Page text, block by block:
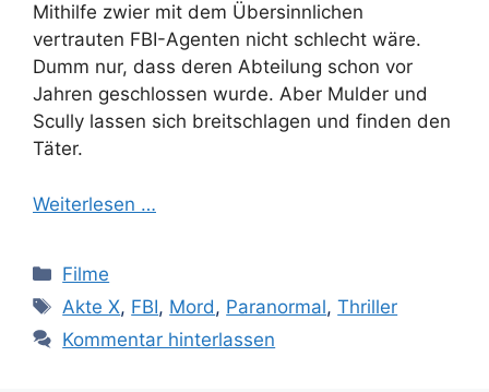
Mithilfe zwier mit dem Übersinnlichen
vertrauten FBI-Agenten nicht schlecht wäre.
Dumm nur, dass deren Abteilung schon vor
Jahren geschlossen wurde. Aber Mulder und
Scully lassen sich breitschlagen und finden den
Täter.
Weiterlesen …
Kategorien
Filme
Schlagwörter
Akte X, FBI, Mord, Paranormal,Thriller
Kommentar hinterlassen